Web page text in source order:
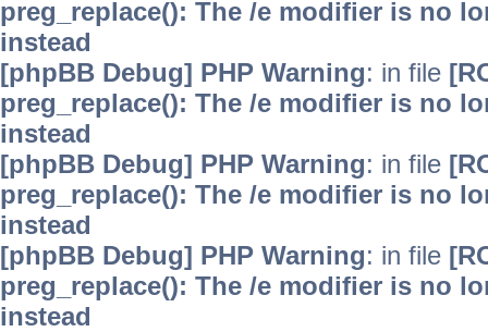
preg_replace(): The /e modifier is no
instead
[phpBB Debug] PHP Warning: in file
preg_replace(): The /e modifier is no
instead
[phpBB Debug] PHP Warning: in file
preg_replace(): The /e modifier is no
instead
[phpBB Debug] PHP Warning: in file
preg_replace(): The /e modifier is no
instead